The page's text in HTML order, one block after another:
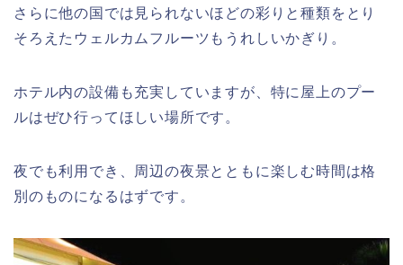
さらに他の国では見られないほどの彩りと種類をとり
そろえたウェルカムフルーツもうれしいかぎり。
ホテル内の設備も充実していますが、特に屋上のプー
ルはぜひ行ってほしい場所です。
夜でも利用でき、周辺の夜景とともに楽しむ時間は格
別のものになるはずです。